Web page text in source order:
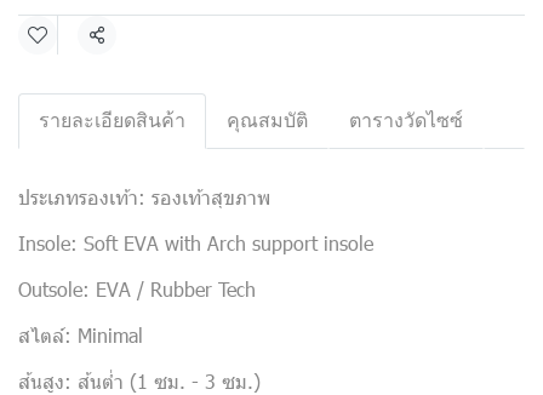
แชร์
รายละเอียดสินค้า คุณสมบัติ ตารางวัดไซซ์
ประเภทรองเท้า: รองเท้าสุขภาพ
Insole: Soft EVA with Arch support insole
Outsole: EVA / Rubber Tech
สไตล์: Minimal
ส้นสูง: ส้นต่ำ (1 ซม. - 3 ซม.)